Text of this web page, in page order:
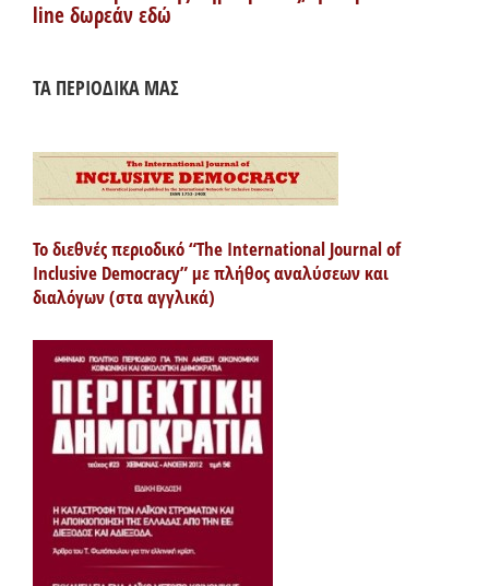
line δωρεάν εδώ
ΤΑ ΠΕΡΙΟΔΙΚΑ ΜΑΣ
Το διεθνές περιοδικό “The International Journal of
Inclusive Democracy” με πλήθος αναλύσεων και
διαλόγων (στα αγγλικά)